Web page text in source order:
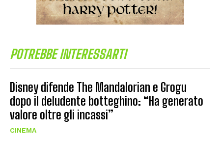
POTREBBE INTERESSARTI
Disney difende The Mandalorian e Grogu
dopo il deludente botteghino: “Ha generato
valore oltre gli incassi”
CINEMA